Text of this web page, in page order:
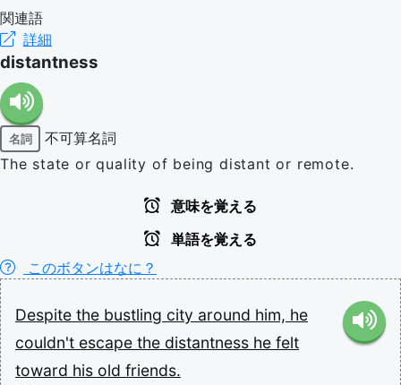
関連語
詳細
distantness
名詞
不可算名詞
The state or quality of being distant or remote.
意味を覚える
単語を覚える
このボタンはなに？
Despite the bustling city around him, he
couldn't escape the distantness he felt
toward his old friends.